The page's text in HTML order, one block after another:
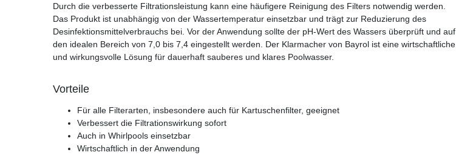
Durch die verbesserte Filtrationsleistung kann eine häufigere Reinigung des Filters notwendig werden.
Das Produkt ist unabhängig von der Wassertemperatur einsetzbar und trägt zur Reduzierung des
Desinfektionsmittelverbrauchs bei. Vor der Anwendung sollte der pH-Wert des Wassers überprüft und auf
den idealen Bereich von 7,0 bis 7,4 eingestellt werden. Der Klarmacher von Bayrol ist eine wirtschaftliche
und wirkungsvolle Lösung für dauerhaft sauberes und klares Poolwasser.
Vorteile
Für alle Filterarten, insbesondere auch für Kartuschenfilter, geeignet
Verbessert die Filtrationswirkung sofort
Auch in Whirlpools einsetzbar
Wirtschaftlich in der Anwendung